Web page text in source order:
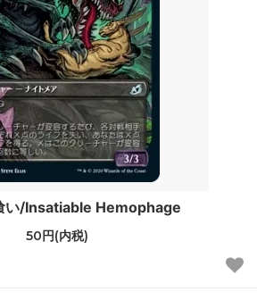
い/Insatiable Hemophage
50円(内税)